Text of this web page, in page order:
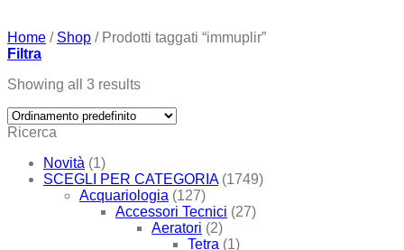
Home / Shop /Prodotti taggati “immuplir”
Filtra
Showing all 3 results
Ricerca
Novità (1)
SCEGLI PER CATEGORIA (1749)
Acquariologia (127)
Accessori Tecnici (27)
Aeratori (2)
Tetra (1)